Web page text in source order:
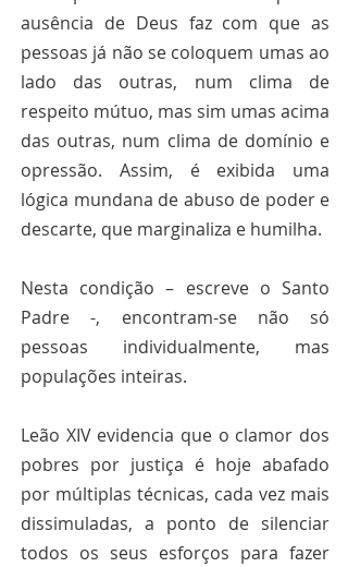
ausência de Deus faz com que as
pessoas já não se coloquem umas ao
lado das outras, num clima de
respeito mútuo, mas sim umas acima
das outras, num clima de domínio e
opressão. Assim, é exibida uma
lógica mundana de abuso de poder e
descarte, que marginaliza e humilha.
Nesta condição – escreve o Santo
Padre -, encontram-se não só
pessoas individualmente, mas
populações inteiras.
Leão XIV evidencia que o clamor dos
pobres por justiça é hoje abafado
por múltiplas técnicas, cada vez mais
dissimuladas, a ponto de silenciar
todos os seus esforços para fazer